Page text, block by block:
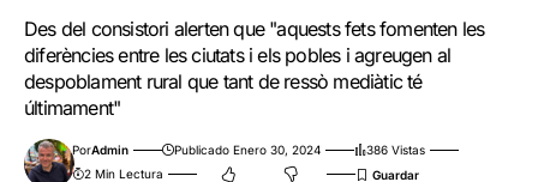
Des del consistori alerten que "aquests fets fomenten les
diferències entre les ciutats i els pobles i agreugen al
despoblament rural que tant de ressò mediàtic té
últimament"
PorAdmin Publicado Enero 30, 2024
386 Vistas
2 Min Lectura